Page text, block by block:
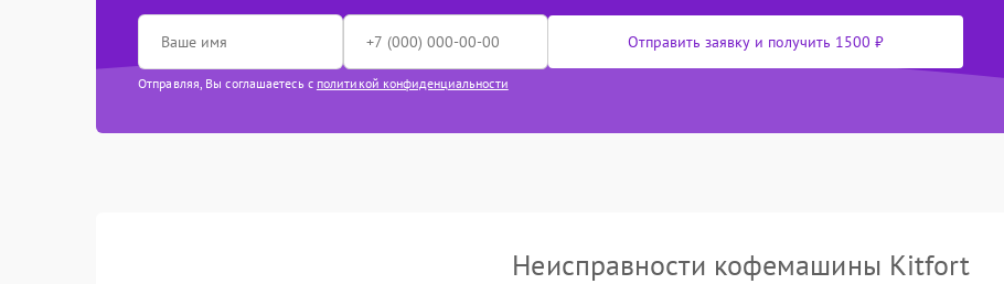
Отправить заявку и получить 1500 ₽
Отправляя, Вы соглашаетесь с политикой конфиденциальности
Неисправности кофемашины Kitfort